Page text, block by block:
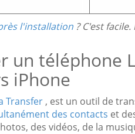
l'installation ? C'est
un téléphone
iPhone
Transfer , est un outil de
des contacts et
des vidéos, de la